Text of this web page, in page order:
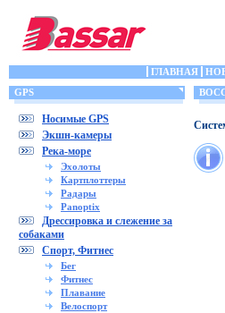
ГЛАВНАЯ
GPS
Носимые GPS
Экшн-камеры
Река-море
Эхолоты
Картплоттеры
Радары
Panoptix
Дрессировка и слежение за
собаками
Спорт, Фитнес
Бег
Фитнес
Плавание
Велоспорт